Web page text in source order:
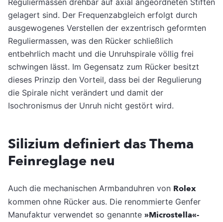
gelagert sind. Der Frequenzabgleich erfolgt durch
ausgewogenes Verstellen der exzentrisch geformten
Reguliermassen, was den Rücker schließlich
entbehrlich macht und die Unruhspirale völlig frei
schwingen lässt. Im Gegensatz zum Rücker besitzt
dieses Prinzip den Vorteil, dass bei der Regulierung
die Spirale nicht verändert und damit der
Isochronismus der Unruh nicht gestört wird.
Silizium definiert das Thema
Feinreglage neu
Auch die mechanischen Armbanduhren von Rolex
kommen ohne Rücker aus. Die renommierte Genfer
Manufaktur verwendet so genannte »Microstella«-